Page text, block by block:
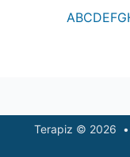
ABCDEFG
FooterTerapiz © 2026 •